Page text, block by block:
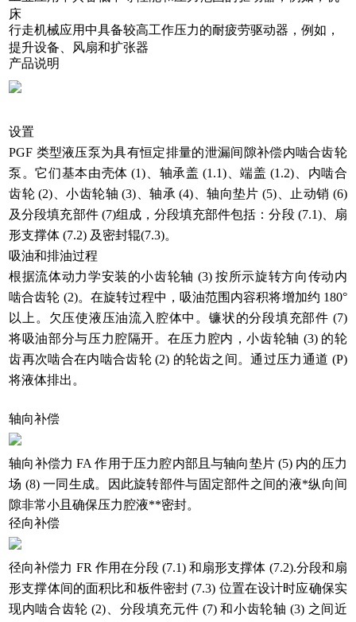
床
行走机械应用中具备较高工作压力的耐疲劳驱动器，例如，
提升设备、风扇和扩张器
产品说明
设置
PGF 类型液压泵为具有恒定排量的泄漏间隙补偿内啮合齿轮
泵。它们基本由壳体 (1)、轴承盖 (1.1)、端盖 (1.2)、内啮合
齿轮 (2)、小齿轮轴 (3)、轴承 (4)、轴向垫片 (5)、止动销 (6)
及分段填充部件 (7)组成，分段填充部件包括：分段 (7.1)、扇
形支撑体 (7.2) 及密封辊(7.3)。
吸油和排油过程
根据流体动力学安装的小齿轮轴 (3) 按所示旋转方向传动内
啮合齿轮 (2)。在旋转过程中，吸油范围内容积将增加约 180°
以上。欠压使液压油流入腔体中。镰状的分段填充部件 (7)
将吸油部分与压力腔隔开。在压力腔内，小齿轮轴 (3) 的轮
齿再次啮合在内啮合齿轮 (2) 的轮齿之间。通过压力通道 (P)
将液体排出。
轴向补偿
轴向补偿力 FA 作用于压力腔内部且与轴向垫片 (5) 内的压力
场 (8) 一同生成。因此旋转部件与固定部件之间的液*纵向间
隙非常小且确保压力腔液**密封。
径向补偿
径向补偿力 FR 作用在分段 (7.1) 和扇形支撑体 (7.2).分段和扇
形支撑体间的面积比和板件密封 (7.3) 位置在设计时应确保实
现内啮合齿轮 (2)、分段填充元件 (7) 和小齿轮轴 (3) 之间近